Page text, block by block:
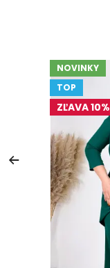
NOVINKY
TOP
ZĽAVA 10%